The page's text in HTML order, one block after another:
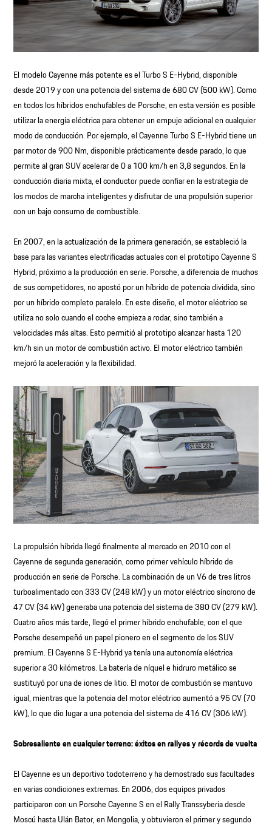
El modelo Cayenne más potente es el Turbo S E-Hybrid, disponible
desde 2019 y con una potencia del sistema de 680 CV (500 kW). Como
en todos los híbridos enchufables de Porsche, en esta versión es posible
utilizar la energía eléctrica para obtener un empuje adicional en cualquier
modo de conducción. Por ejemplo, el Cayenne Turbo S E-Hybrid tiene un
par motor de 900 Nm, disponible prácticamente desde parado, lo que
permite al gran SUV acelerar de 0 a 100 km/h en 3,8 segundos. En la
conducción diaria mixta, el conductor puede confiar en la estrategia de
los modos de marcha inteligentes y disfrutar de una propulsión superior
con un bajo consumo de combustible.
En 2007, en la actualización de la primera generación, se estableció la
base para las variantes electrificadas actuales con el prototipo Cayenne S
Hybrid, próximo a la producción en serie. Porsche, a diferencia de muchos
de sus competidores, no apostó por un híbrido de potencia dividida, sino
por un híbrido completo paralelo. En este diseño, el motor eléctrico se
utiliza no solo cuando el coche empieza a rodar, sino también a
velocidades más altas. Esto permitió al prototipo alcanzar hasta 120
km/h sin un motor de combustión activo. El motor eléctrico también
mejoró la aceleración y la flexibilidad.
La propulsión híbrida llegó finalmente al mercado en 2010 con el
Cayenne de segunda generación, como primer vehículo híbrido de
producción en serie de Porsche. La combinación de un V6 de tres litros
turboalimentado con 333 CV (248 kW) y un motor eléctrico síncrono de
47 CV (34 kW) generaba una potencia del sistema de 380 CV (279 kW).
Cuatro años más tarde, llegó el primer híbrido enchufable, con el que
Porsche desempeñó un papel pionero en el segmento de los SUV
premium. El Cayenne S E-Hybrid ya tenía una autonomía eléctrica
superior a 30 kilómetros. La batería de níquel e hidruro metálico se
sustituyó por una de iones de litio. El motor de combustión se mantuvo
igual, mientras que la potencia del motor eléctrico aumentó a 95 CV (70
kW), lo que dio lugar a una potencia del sistema de 416 CV (306 kW).
Sobresaliente en cualquier terreno: éxitos en rallyes y récords de vuelta
El Cayenne es un deportivo todoterreno y ha demostrado sus facultades
en varias condiciones extremas. En 2006, dos equipos privados
participaron con un Porsche Cayenne S en el Rally Transsyberia desde
Moscú hasta Ulán Bator, en Mongolia, y obtuvieron el primer y segundo